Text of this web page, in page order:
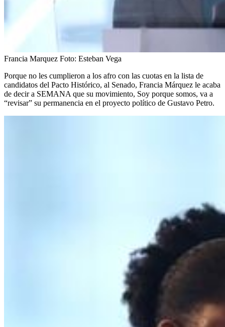
Francia Marquez Foto: Esteban Vega
Porque no les cumplieron a los afro con las cuotas en la lista de
candidatos del Pacto Histórico, al Senado, Francia Márquez le acaba
de decir a SEMANA que su movimiento, Soy porque somos, va a
“revisar” su permanencia en el proyecto político de Gustavo Petro.